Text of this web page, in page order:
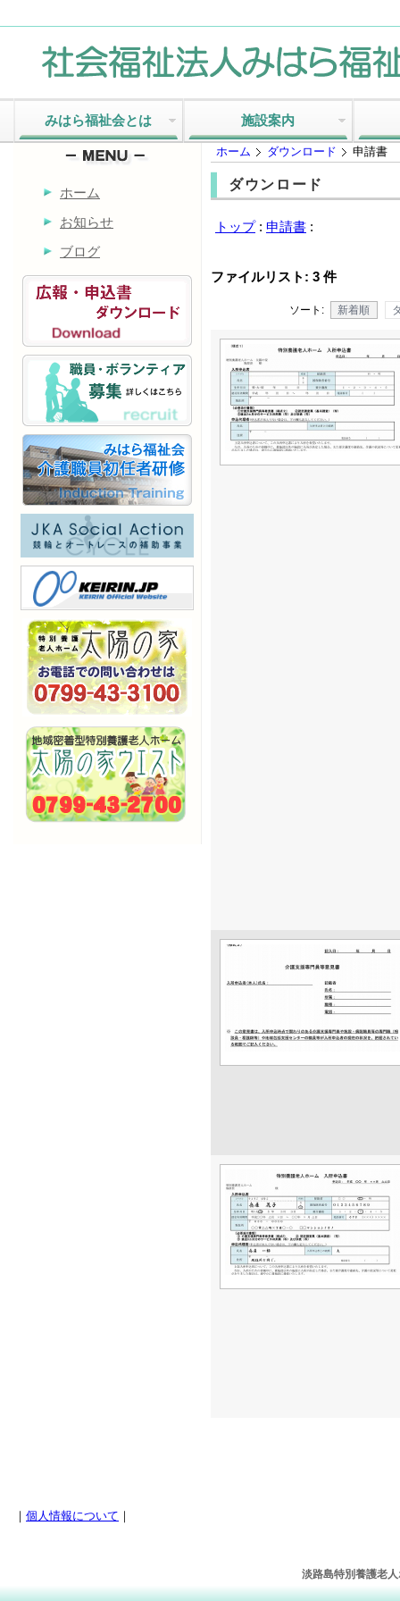
みはら福祉会とは 施設案内
ホーム
お知らせ
ブログ
ホーム ダウンロード 申請書
ダウンロード
トップ: 申請書 :
ファイルリスト: 3 件
ソート: 新着順
｜ 個人情報について ｜
淡路島特別養護老